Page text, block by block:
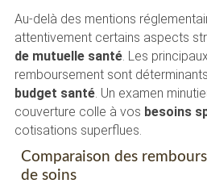
Au-delà des mentions
attentivement certains aspects
de mutuelle santé. Les
remboursement sont déterminants
budget santé. Un examen
couverture colle à vos besoins
cotisations superflues.
Comparaison des
de soins